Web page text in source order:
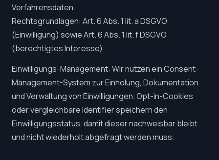
Verfahrensdaten.
Rechtsgrundlagen: Art. 6 Abs. 1 lit. a DSGVO
(Einwilligung) sowie Art. 6 Abs. 1 lit. f DSGVO
(berechtigtes Interesse).
Einwilligungs-Management: Wir nutzen ein Consent-
Management-System zur Einholung, Dokumentation
und Verwaltung von Einwilligungen. Opt-in-Cookies
oder vergleichbare Identifier speichern den
Einwilligungsstatus, damit dieser nachweisbar bleibt
und nicht wiederholt abgefragt werden muss.